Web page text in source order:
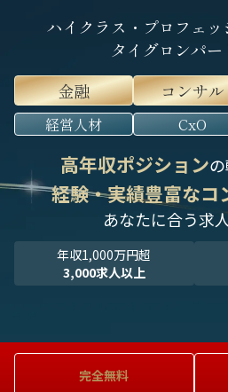
ハイクラス・プロフェッ
タイグロンパ
金融
コンサル
経営人材 CxO
高年収ポジション
経験・実績豊富なコ
あなたに合う求
年収1,000万円超
3,000求人以上
完全無料